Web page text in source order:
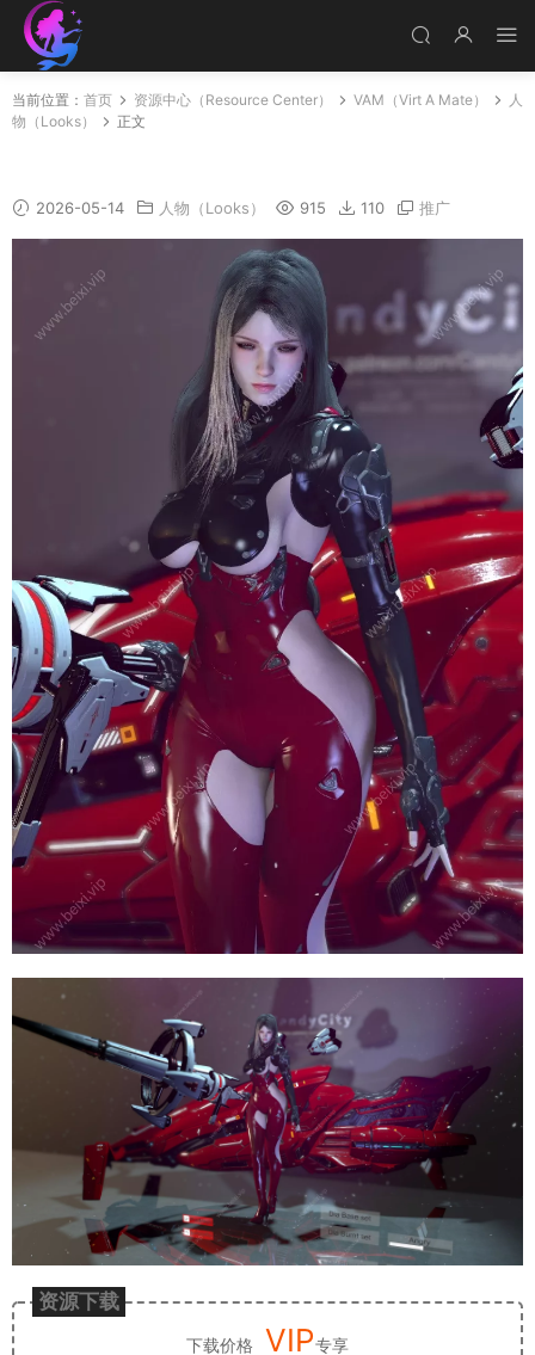
当前位置： 首页 资源中心（Resource Center） VAM（Virt A Mate）
人
物（Looks）
正文
2026-05-14 人物（Looks） 915 110 推广
资源下载
下载价格 VIP专享